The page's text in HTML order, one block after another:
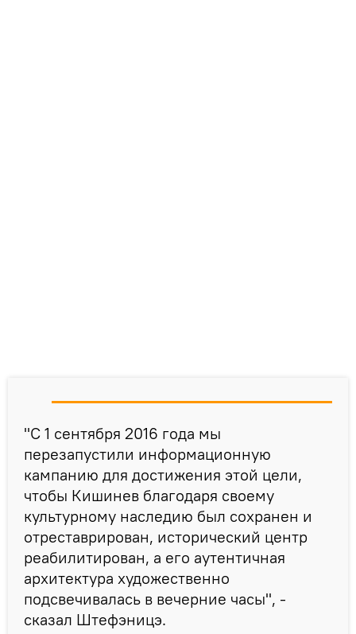
"С 1 сентября 2016 года мы
перезапустили информационную
кампанию для достижения этой цели,
чтобы Кишинев благодаря своему
культурному наследию был сохранен и
отреставрирован, исторический центр
реабилитирован, а его аутентичная
архитектура художественно
подсвечивалась в вечерние часы", -
сказал Штефэницэ.